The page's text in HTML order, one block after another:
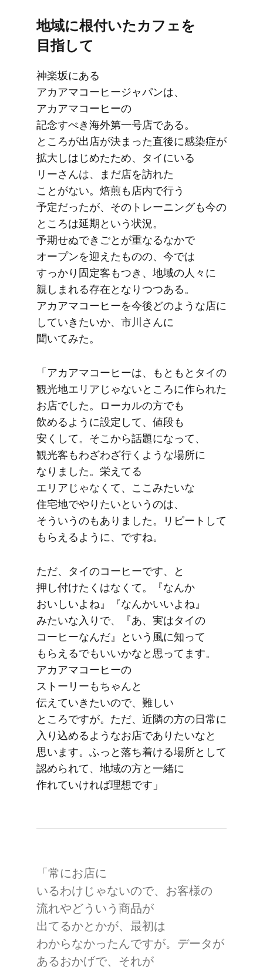
地域に​根付いた​カフェを​
目指して
神楽坂に​ある​
アカアマコーヒージャパンは、​
アカアマコーヒーの​
記念すべき海外第一号店である。​
ところが​出店が​決まった​直後に​感染症が​
拡大し​はじめた​ため、​タイに​いる​
リーさんは、​まだ店を​訪れた​
ことがない。​焙煎も​店内で​行う​
予定だったが、​その​トレーニングも​今の​
ところは​延期と​いう​状況。​
予期せぬできごとが​重なるなかで​
オープンを​迎えた​ものの、​今では​
すっかり​固定客も​つき、​地域の​人々に​
親しまれる​存在と​なりつつある。​
アカアマコーヒーを​今後どのような​店に​
していきたいか、​市川さんに​
聞いてみた。
「アカアマコーヒーは、​もともと​タイの​
観光地エリアじゃない​ところに​作られた​
お店でした。​ローカルの​方でも​
飲めるように​設定して、​値段も​
安くして。​そこから​話題に​なって、​
観光客も​わざわざ行くような​場所に​
なりました。​栄えてる​
エリアじゃなくて、​ここみたいな​
住宅地で​やりたいと​いうのは、​
そういうのも​ありました。​リピートして​
もらえるように、ですね。
ただ、​タイの​コーヒーです、​と​
押し付けたくは​なくて。​『なんか​
おいしい​よね』『なんか​いいよね』
みたいな​入りで、​『あ、​実は​タイの​
コーヒーなんだ』と​いう​風に​知って​
もらえる​でも​いいかなと​思ってます。​
アカアマコーヒーの​
ストーリーもちゃんと​
伝えていきたいので、​難しい​
ところですが。​ただ、​近隣の​方の​日常に​
入り込めるような​お店で​ありたいなと​
思います。​ふっと​落ち着ける​場所と​して​
認められて、​地域の​方と​一緒に​
作れていければ​理想です」
「常に​お店に​
いるわけじゃないので、​お客様の​
流れや​どう​いう​商品が​
出てるかとかが、​最初は​
わからなかったんですが。​データが​
ある​おかげで、​それが​